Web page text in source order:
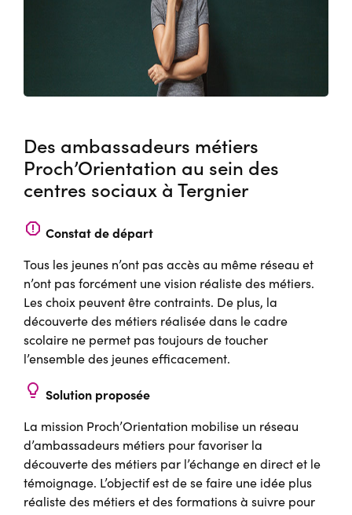
Des ambassadeurs métiers
Proch’Orientation au sein des
centres sociaux à Tergnier
report Constat de départ
Tous les jeunes n’ont pas accès au même réseau et
n’ont pas forcément une vision réaliste des métiers.
Les choix peuvent être contraints. De plus, la
découverte des métiers réalisée dans le cadre
scolaire ne permet pas toujours de toucher
l’ensemble des jeunes efficacement.
lightbulb Solution proposée
La mission Proch’Orientation mobilise un réseau
d’ambassadeurs métiers pour favoriser la
découverte des métiers par l’échange en direct et le
témoignage. L’objectif est de se faire une idée plus
réaliste des métiers et des formations à suivre pour